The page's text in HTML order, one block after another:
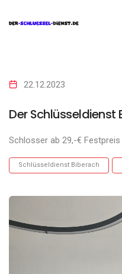
22.12.2023
Der Schlüsseldienst
Schlosser ab 29,-€
Schlüsseldienst Biberach